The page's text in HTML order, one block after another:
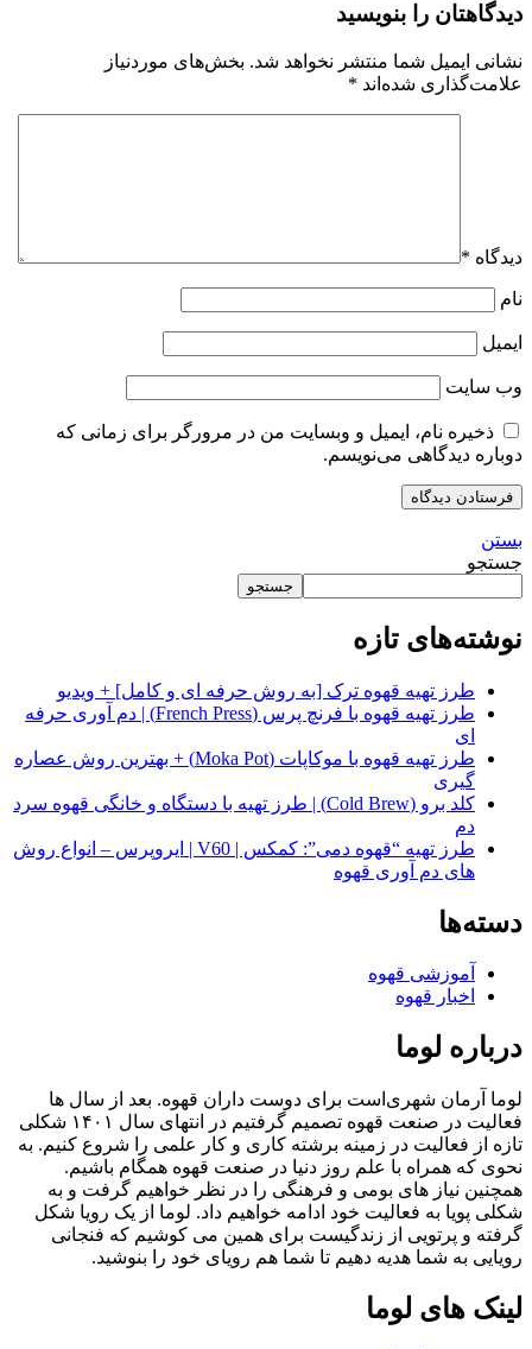
دیدگاهتان را بنویسید
نشانی ایمیل شما منتشر نخواهد شد. بخش‌های موردنیاز
علامت‌گذاری شده‌اند *
دیدگاه *
نام
ایمیل
وب‌ سایت
ذخیره نام، ایمیل و وبسایت من در مرورگر برای زمانی که
دوباره دیدگاهی می‌نویسم.
بستن
جستجو
جستجو
نوشته‌های تازه
طرز تهیه قهوه ترک [به روش حرفه ای و کامل] + ویدیو
طرز تهیه قهوه با فرنچ پرس (French Press) | دم آوری حرفه
ای
طرز تهیه قهوه با موکاپات (Moka Pot) + بهترین روش عصاره
گیری
کلد برو (Cold Brew) | طرز تهیه با دستگاه و خانگی قهوه سرد
دم
طرز تهیه “قهوه دمی”: کمکس | V60 | ایروپرس – انواع روش
های دم آوری قهوه
دسته‌ها
آموزشی قهوه
اخبار قهوه
درباره لوما
لوما آرمان شهر‌ی‌است برای دوست داران قهوه. بعد از سال ها
فعالیت در صنعت قهوه تصمیم گرفتیم در انتهای سال ١۴٠١ شکلی
تازه از فعالیت در زمینه برشته کاری و کار علمی را شروع کنیم. به
نحوی که همراه با علم روز دنیا در صنعت قهوه همگام باشیم.
همچنین نیاز های بومی و فرهنگی را در نظر خواهیم گرفت و به
شکلی پویا به فعالیت خود ادامه خواهیم داد. لوما از یک رویا شکل
گرفته و پرتویی از زندگیست برای همین می کوشیم که فنجانی
رویایی به شما هدیه دهیم تا شما هم رویای خود را بنوشید.
لینک های لوما